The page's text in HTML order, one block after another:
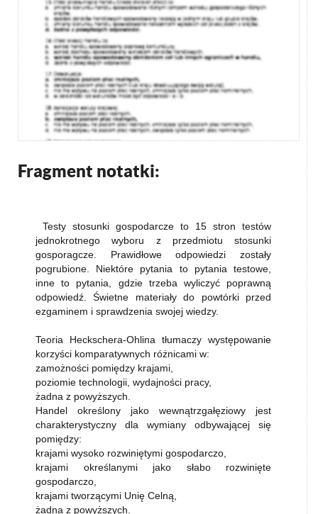
Fragment notatki:
Testy stosunki gospodarcze to 15 stron testów
jednokrotnego wyboru z przedmiotu stosunki
gosporagcze. Prawidłowe odpowiedzi zostały
pogrubione. Niektóre pytania to pytania testowe,
inne to pytania, gdzie trzeba wyliczyć poprawną
odpowiedź. Świetne materiały do powtórki przed
ezgaminem i sprawdzenia swojej wiedzy.
Teoria Heckschera-Ohlina tłumaczy występowanie
korzyści komparatywnych różnicami w:
zamożności pomiędzy krajami,
poziomie technologii, wydajności pracy,
żadna z powyższych.
Handel określony jako wewnątrzgałęziowy jest
charakterystyczny dla wymiany odbywającej się
pomiędzy:
krajami wysoko rozwiniętymi gospodarczo,
krajami określanymi jako słabo rozwinięte
gospodarczo,
krajami tworzącymi Unię Celną,
żadna z powyższych.